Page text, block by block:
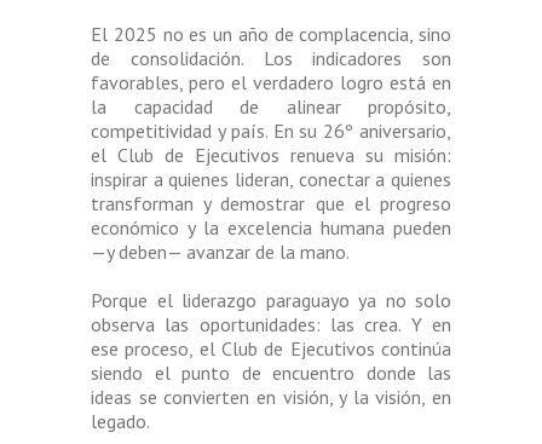
El 2025 no es un año de complacencia, sino
de consolidación. Los indicadores son
favorables, pero el verdadero logro está en
la capacidad de alinear propósito,
competitividad y país. En su 26º aniversario,
el Club de Ejecutivos renueva su misión:
inspirar a quienes lideran, conectar a quienes
transforman y demostrar que el progreso
económico y la excelencia humana pueden
—y deben— avanzar de la mano.
Porque el liderazgo paraguayo ya no solo
observa las oportunidades: las crea. Y en
ese proceso, el Club de Ejecutivos continúa
siendo el punto de encuentro donde las
ideas se convierten en visión, y la visión, en
legado.